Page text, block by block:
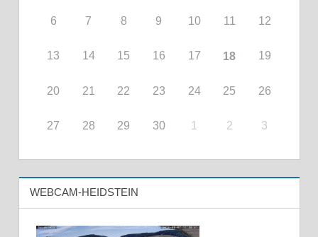
6 7 8 9 10 11 12
13 14 15 16 17 18 19
20 21 22 23 24 25 26
27 28 29 30 1 2 3
WEBCAM-HEIDSTEIN